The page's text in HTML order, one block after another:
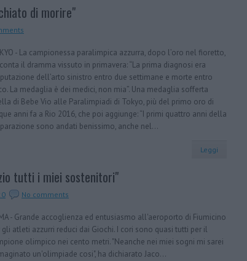
di morire"
- La campionessa paralimpica azzurra, dopo l’oro nel fioretto,
il dramma vissuto in primavera: “La prima diagnosi era
dell’arto sinistro entro due settimane e morte entro
La medaglia è dei medici, non mia”. Una medaglia sofferta
di Bebe Vio alle Paralimpiadi di Tokyo, più del primo oro di
anni fa a Rio 2016, che poi aggiunge: “I primi quattro anni della
sono andati benissimo, anche nel...
Leggi
tutti i miei sostenitori"
No comments
- Grande accoglienza ed entusiasmo all'aeroporto di Fiumicino
gli atleti azzurri reduci dai Giochi. I cori sono quasi tutti per il
olimpico nei cento metri. "Neanche nei miei sogni mi sarei
un'olimpiade cosi", ha dichiarato Jaco...